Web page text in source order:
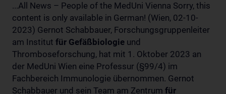
...All News – People of the MedUni Vienna Sorry, this
content is only available in German! (Wien, 02-10-
2023) Gernot Schabbauer, Forschungsgruppenleiter
am Institut für Gefäßbiologie und
Thromboseforschung, hat mit 1. Oktober 2023 an
der MedUni Wien eine Professur (§99/4) im
Fachbereich Immunologie übernommen. Gernot
Schabbauer und sein Team am Zentrum für